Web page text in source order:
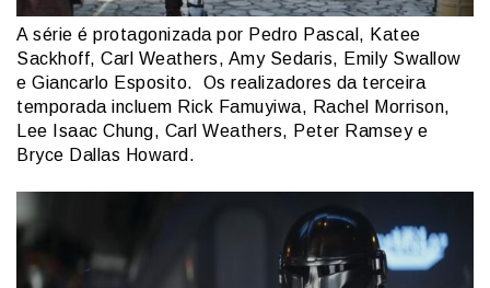
A série é protagonizada por Pedro Pascal, Katee
Sackhoff, Carl Weathers, Amy Sedaris, Emily Swallow
e Giancarlo Esposito. Os realizadores da terceira
temporada incluem Rick Famuyiwa, Rachel Morrison,
Lee Isaac Chung, Carl Weathers, Peter Ramsey e
Bryce Dallas Howard.